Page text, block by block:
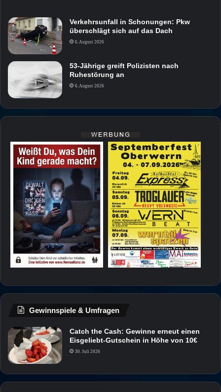
Verkehrsunfall in Schonungen: Pkw
überschlägt sich auf das Dach
6. August 2026
53-Jährige greift Polizisten nach
Ruhestörung an
6. August 2026
Gewinnspiele & Umfragen
Catch the Cash: Gewinne erneut einen
Eisgeliebt-Gutschein in Höhe von 10€
30. Juli 2026